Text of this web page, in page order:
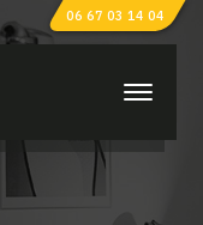
06 67 03 14 04